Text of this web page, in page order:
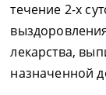
течение 2-х
лекарства,
назначенной